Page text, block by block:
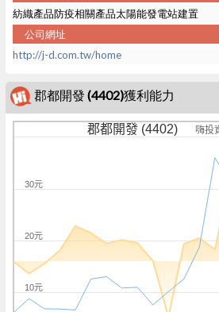
紡織產品防疫相關產品太陽能發電站建置
公司網址
http://j-d.com.tw/home
郡都開發 (4402)獲利能力
郡都開發 (4402) 嗨投
10元
20元
30元